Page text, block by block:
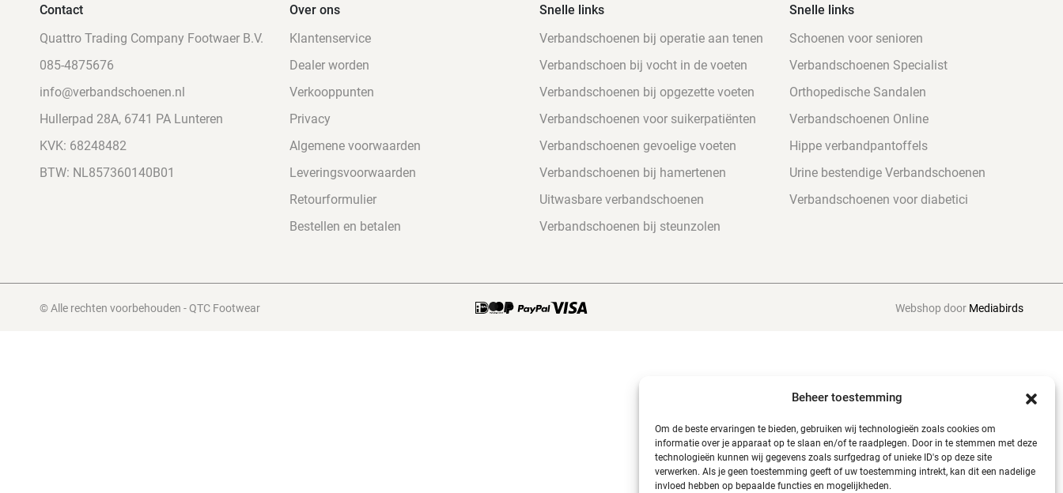
Beheer toestemming
Om de beste ervaringen te bieden, gebruiken wij technologieën zoals cookies om
informatie over je apparaat op te slaan en/of te raadplegen. Door in te stemmen met deze
technologieën kunnen wij gegevens zoals surfgedrag of unieke ID's op deze site
verwerken. Als je geen toestemming geeft of uw toestemming intrekt, kan dit een nadelige
invloed hebben op bepaalde functies en mogelijkheden.
Contact
Quattro Trading Company Footwaer B.V.
085-4875676
info@verbandschoenen.nl
Hullerpad 28A, 6741 PA Lunteren
KVK: 68248482
BTW: NL857360140B01
Over ons
Klantenservice
Dealer worden
Verkooppunten
Privacy
Algemene voorwaarden
Leveringsvoorwaarden
Retourformulier
Bestellen en betalen
Snelle links
Verbandschoenen bij operatie aan tenen
Verbandschoen bij vocht in de voeten
Verbandschoenen bij opgezette voeten
Verbandschoenen voor suikerpatiënten
Verbandschoenen gevoelige voeten
Verbandschoenen bij hamertenen
Uitwasbare verbandschoenen
Verbandschoenen bij steunzolen
Snelle links
Schoenen voor senioren
Verbandschoenen Specialist
Orthopedische Sandalen
Verbandschoenen Online
Hippe verbandpantoffels
Urine bestendige Verbandschoenen
Verbandschoenen voor diabetici
© Alle rechten voorbehouden - QTC Footwear Webshop door Mediabirds